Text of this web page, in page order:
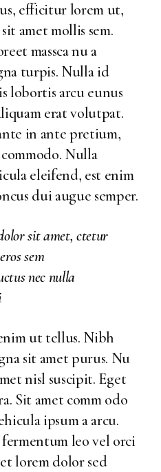
efficitur lorem ut,
amet mollis sem.
massca nu a
turpis. Nulla id
lobortis arcu eunus
erat volutpat.
in ante pretium,
Nulla
eleifend, est enim
dui augue semper.
sit amet, ctetur
sem
nec nulla
ut tellus. Nibh
sit amet purus. Nu
nisl suscipit. Eget
Sit amet comm odo
ipsum a arcu.
leo vel orci
lorem dolor sed